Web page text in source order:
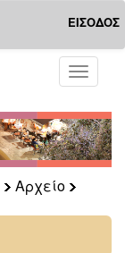
ΕΙΣΟΔΟΣ
Toggle
Αρχείο